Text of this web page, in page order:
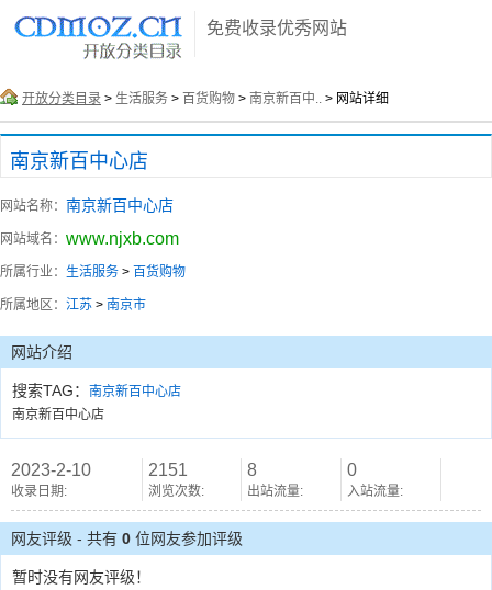
免费收录优秀网站
开放分类目录 > 生活服务 > 百货购物 > 南京新百中.. > 网站详细
南京新百中心店
网站名称： 南京新百中心店
网站域名： www.njxb.com
所属行业： 生活服务 > 百货购物
所属地区： 江苏 > 南京市
网站介绍
搜索TAG：
南京新百中心店
南京新百中心店
2023-2-10
收录日期:
2151
浏览次数:
8
出站流量:
0
入站流量:
网友评级 - 共有 0 位网友参加评级
暂时没有网友评级！